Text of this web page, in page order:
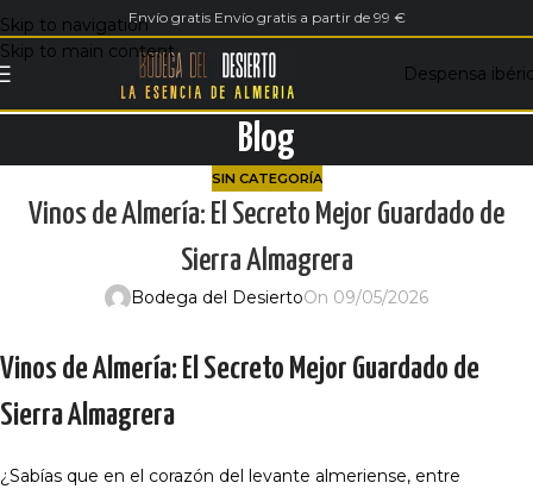
Skip to navigation
Skip to main content
Envío gratis Envío gratis a partir de 99 €
Despensa
Blog
SIN CATEGORÍA
Vinos de Almería: El Secreto Mejor Guardado de
Sierra Almagrera
Bodega del DesiertoOn 09/05/2026
Vinos de Almería: El Secreto Mejor Guardado de
Sierra Almagrera
¿Sabías que en el corazón del levante almeriense, entre